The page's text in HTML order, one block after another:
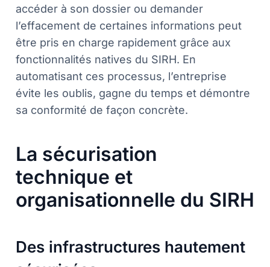
accéder à son dossier ou demander
l’effacement de certaines informations peut
être pris en charge rapidement grâce aux
fonctionnalités natives du SIRH. En
automatisant ces processus, l’entreprise
évite les oublis, gagne du temps et démontre
sa conformité de façon concrète.
La sécurisation
technique et
organisationnelle du SIRH
Des infrastructures hautement